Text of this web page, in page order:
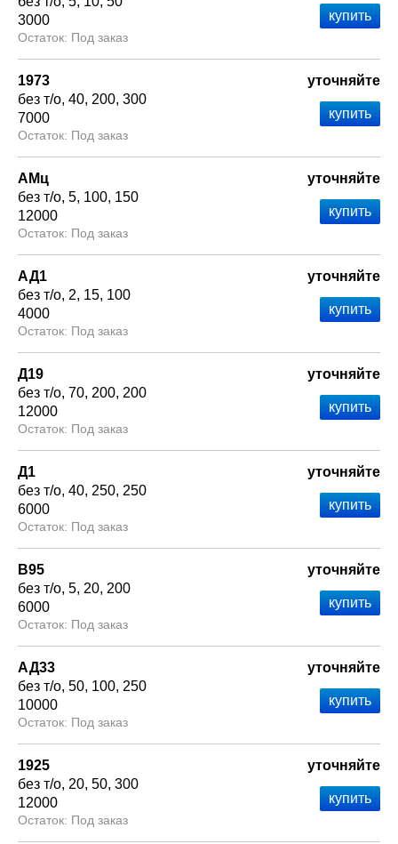
3000
Под заказ
1973
без т/о 40 200 300
7000
Под заказ
уточняйте
АМц
без т/о 5 100 150
12000
Под заказ
уточняйте
АД1
без т/о 2 15 100
4000
Под заказ
уточняйте
Д19
без т/о 70 200 200
12000
Под заказ
уточняйте
Д1
без т/о 40 250 250
6000
Под заказ
уточняйте
В95
без т/о 5 20 200
6000
Под заказ
уточняйте
АД33
без т/о 50 100 250
10000
Под заказ
уточняйте
1925
без т/о 20 50 300
12000
Под заказ
уточняйте